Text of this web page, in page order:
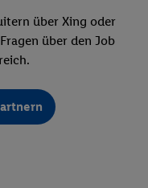
über Xing oder
über den Job